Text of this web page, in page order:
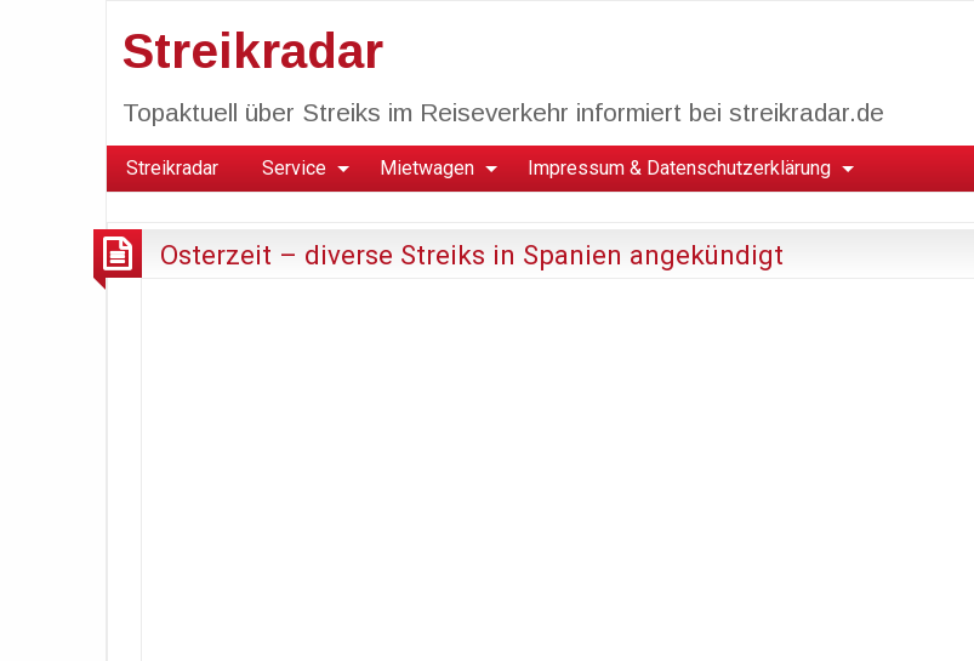
Streikradar
Topaktuell über Streiks im Reiseverkehr informiert bei streikradar.de
Streikradar Service Mietwagen Impressum & Datenschutzerklärung
Osterzeit – diverse Streiks in Spanien angekündigt